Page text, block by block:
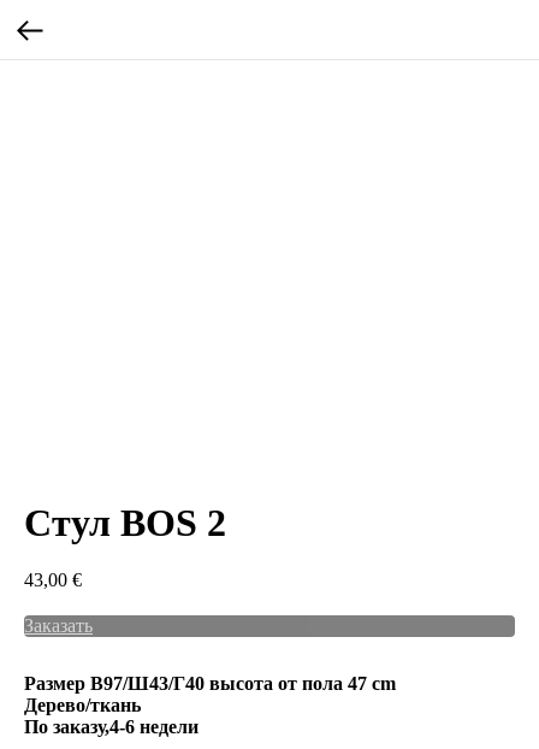
Стул BOS 2
43,00 €
Заказать
Размер В97/Ш43/Г40 высота от пола 47 cm
Дерево/ткань
По заказу,4-6 недели